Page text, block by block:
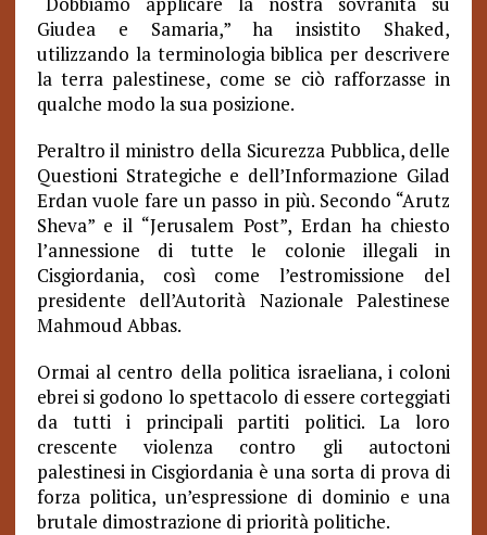
Giudea e Samaria,” ha insistito Shaked,
utilizzando la terminologia biblica per descrivere
la terra palestinese, come se ciò rafforzasse in
qualche modo la sua posizione.
Peraltro il ministro della Sicurezza Pubblica, delle
Questioni Strategiche e dell’Informazione Gilad
Erdan vuole fare un passo in più. Secondo “Arutz
Sheva” e il “Jerusalem Post”, Erdan ha chiesto
l’annessione di tutte le colonie illegali in
Cisgiordania, così come l’estromissione del
presidente dell’Autorità Nazionale Palestinese
Mahmoud Abbas.
Ormai al centro della politica israeliana, i coloni
ebrei si godono lo spettacolo di essere corteggiati
da tutti i principali partiti politici. La loro
crescente violenza contro gli autoctoni
palestinesi in Cisgiordania è una sorta di prova di
forza politica, un’espressione di dominio e una
brutale dimostrazione di priorità politiche.